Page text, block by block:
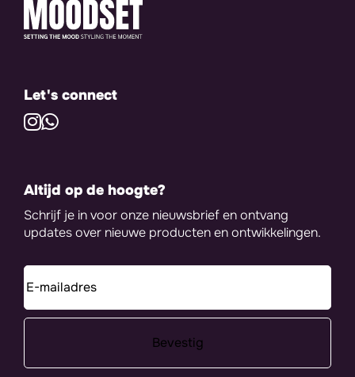
Let's connect
Altijd op de hoogte?
Schrijf je in voor onze nieuwsbrief en ontvang
updates over nieuwe producten en ontwikkelingen.